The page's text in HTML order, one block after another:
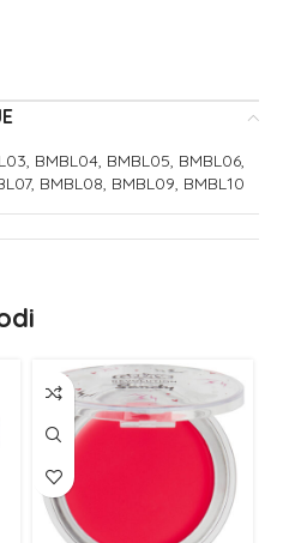
BMBL04, BMBL05, BMBL06,
BMBL08, BMBL09, BMBL10